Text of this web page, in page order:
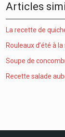
Articles
La recette de
Rouleaux d’été à
Soupe de
Recette salade